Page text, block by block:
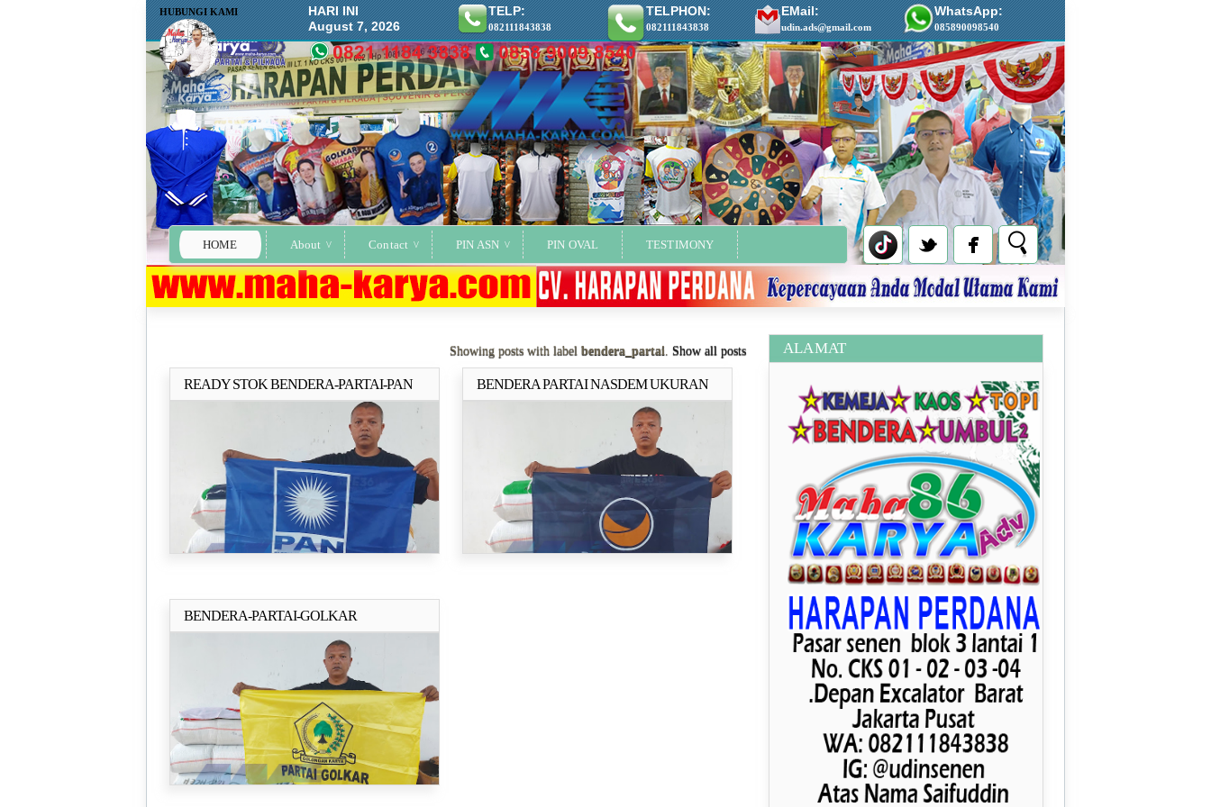
HOME About Contact PIN ASN PIN OVAL TESTIMONY
HUBUNGI KAMI
HARI INI
August 7, 2026
TELP:
082111843838
TELPHON:
082111843838
EMail:
udin.ads@gmail.com
WhatsApp:
085890098540
Showing posts with label bendera_partai. Show all posts
READY STOK BENDERA-PARTAI-PAN
Selengkapnya..
BENDERA PARTAI NASDEM UKURAN
Selengkapnya..
BENDERA-PARTAI-GOLKARSelengkapnya..
ALAMAT